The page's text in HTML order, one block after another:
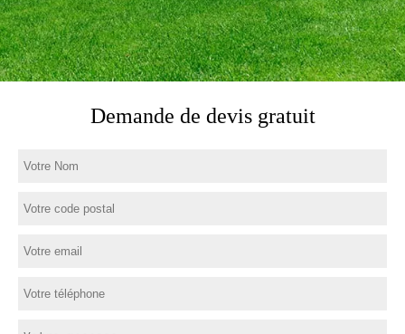
Demande de devis gratuit